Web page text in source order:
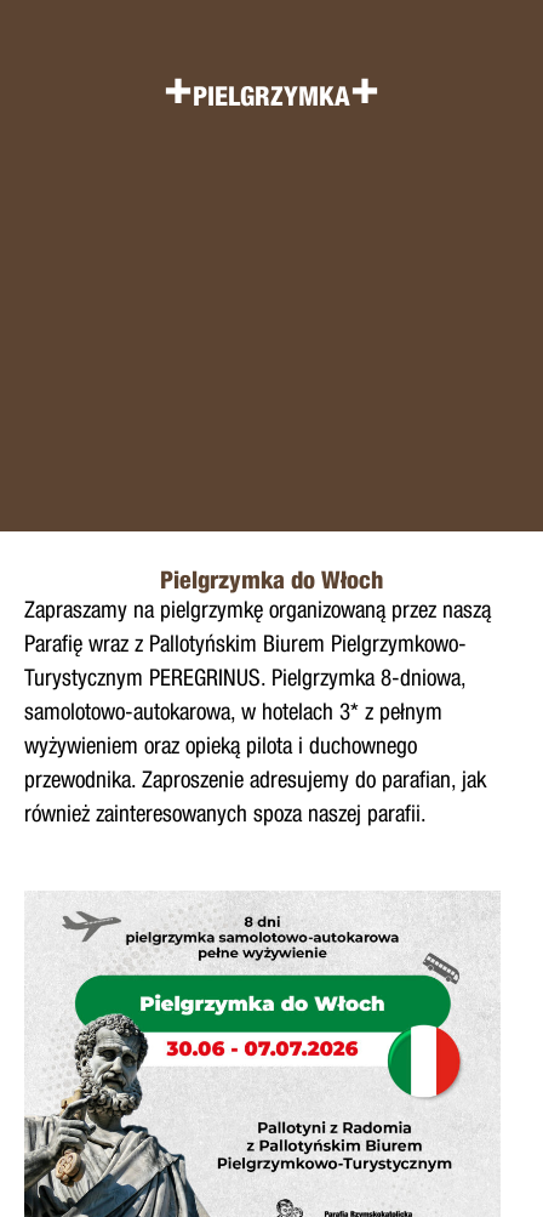
+PIELGRZYMKA+
Pielgrzymka do Włoch
Zapraszamy na pielgrzymkę organizowaną przez naszą
Parafię wraz z Pallotyńskim Biurem Pielgrzymkowo-
Turystycznym PEREGRINUS. Pielgrzymka 8-dniowa,
samolotowo-autokarowa, w hotelach 3* z pełnym
wyżywieniem oraz opieką pilota i duchownego
przewodnika. Zaproszenie adresujemy do parafian, jak
również zainteresowanych spoza naszej parafii.